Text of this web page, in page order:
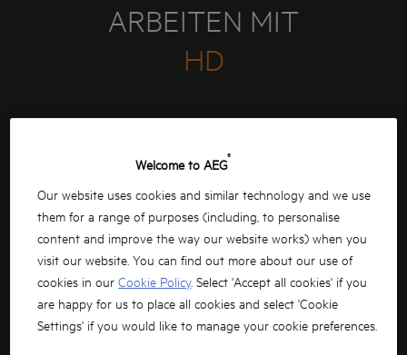
ARBEITEN MIT
HD
MEHR LEISTUNG
Anspruchsvolle Arbeiten erfordern
Welcome to AEG®
Our website uses cookies and similar technology and we use
them for a range of purposes (including, to personalise
content and improve the way our website works) when you
visit our website. You can find out more about our use of
cookies in ourCookie Policy. Select 'Accept all cookies' if you
are happy for us to place all cookies and select 'Cookie
Settings' if you would like to manage your cookie preferences.